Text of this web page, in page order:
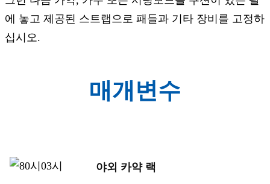
에 놓고 제공된 스트랩으로 패들과 기타 장비를 고정하
십시오.
매개변수
야외 카약 랙